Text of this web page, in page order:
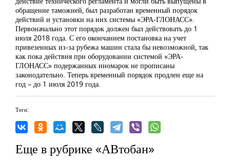
обращение таможней, был разработан временный порядок
действий и установки на них системы «ЭРА-ГЛОНАСС».
Первоначально этот порядок должен был действовать до 1
июля 2018 года. С его окончанием постановка на учет
привезенных из-за рубежа машин стала бы невозможной, так
как пока действия при оборудовании системой «ЭРА-
ГЛОНАСС» подержанных иномарок не прописаны
законодательно. Теперь временный порядок продлен еще на
год – до 1 июля 2019 года.
Теги:
Еще в рубрике «АВтобан»